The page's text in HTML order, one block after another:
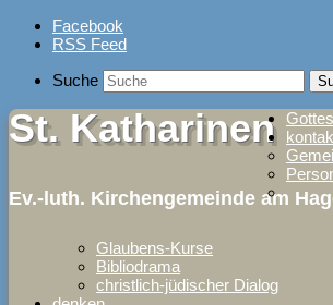
Skip
Facebook
RSS Feed
Suche
St. Katharinen
Ev.-luth. Kirchengemeinde am
Glaubens-Kurse
Bibliodrama
christlich-jüdischer Dialog